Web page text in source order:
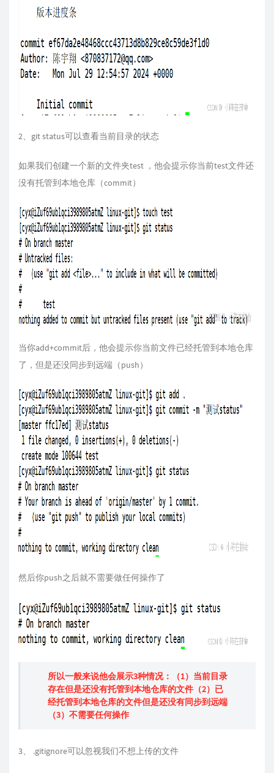
2、git status可以查看当前目录的状态
如果我们创建一个新的文件夹test ，他会提示你当前test文件还
没有托管到本地仓库（commit）
当你add+commit后，他会提示你当前文件已经托管到本地仓库
了，但是还没同步到远端（push）
然后你push之后就不需要做任何操作了
所以一般来说他会展示3种情况：（1）当前目录
存在但是还没有托管到本地仓库的文件（2）已
经托管到本地仓库的文件但是还没有同步到远端
（3）不需要任何操作
3、 .gitignore可以忽视我们不想上传的文件